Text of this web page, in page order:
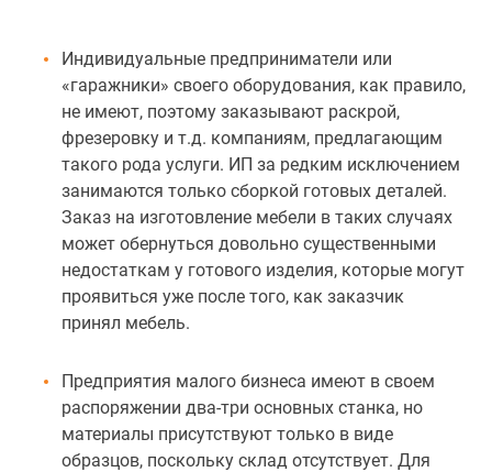
Индивидуальные предприниматели или
«гаражники» своего оборудования, как правило,
не имеют, поэтому заказывают раскрой,
фрезеровку и т.д. компаниям, предлагающим
такого рода услуги. ИП за редким исключением
занимаются только сборкой готовых деталей.
Заказ на изготовление мебели в таких случаях
может обернуться довольно существенными
недостаткам у готового изделия, которые могут
проявиться уже после того, как заказчик
принял мебель.
Предприятия малого бизнеса имеют в своем
распоряжении два-три основных станка, но
материалы присутствуют только в виде
образцов, поскольку склад отсутствует. Для